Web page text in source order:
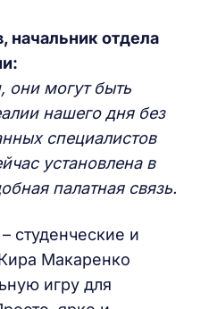
начальник отдела
они могут быть
нашего дня без
специалистов
установлена в
палатная связь.
студенческие и
Макаренко
игру для